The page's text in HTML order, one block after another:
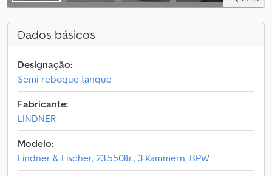
Dados básicos
Designação:
Semi-reboque tanque
Fabricante:
LINDNER
Modelo:
Lindner & Fischer, 23.550ltr., 3 Kammern, BPW